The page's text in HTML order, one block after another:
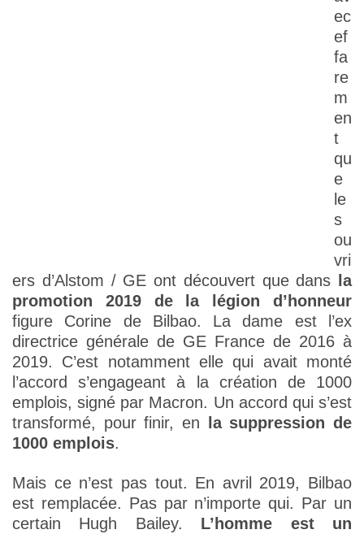
ec
ef
fa
re
m
en
t
qu
e
le
s
ou
vri
ers d’Alstom / GE ont découvert que dans
la
promotion 2019 de la légion d’honneur
figure Corine de Bilbao. La dame est l’ex
directrice générale de GE France de 2016 à
2019. C’est notamment elle qui avait monté
l’accord s’engageant à la création de 1000
emplois, signé par Macron. Un accord qui s’est
transformé, pour finir, en
la suppression de
1000 emplois.
Mais ce n’est pas tout. En avril 2019, Bilbao
est remplacée. Pas par n’importe qui. Par un
certain Hugh Bailey. L’homme est un